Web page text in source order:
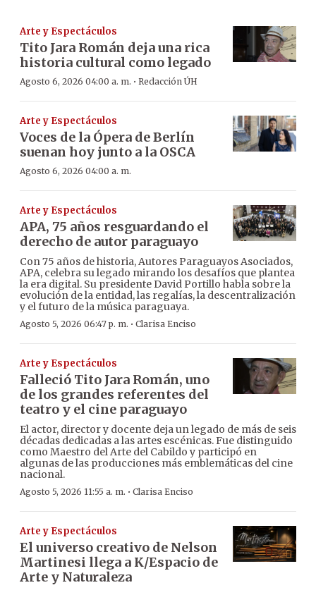
Arte y Espectáculos
Tito Jara Román deja una rica
historia cultural como legado
Agosto 6, 2026 04:00 a. m. · Redacción ÚH
Arte y Espectáculos
Voces de la Ópera de Berlín
suenan hoy junto a la OSCA
Agosto 6, 2026 04:00 a. m.
Arte y Espectáculos
APA, 75 años resguardando el
derecho de autor paraguayo
Con 75 años de historia, Autores Paraguayos Asociados,
APA, celebra su legado mirando los desafíos que plantea
la era digital. Su presidente David Portillo habla sobre la
evolución de la entidad, las regalías, la descentralización
y el futuro de la música paraguaya.
Agosto 5, 2026 06:47 p. m. · Clarisa Enciso
Arte y Espectáculos
Falleció Tito Jara Román, uno
de los grandes referentes del
teatro y el cine paraguayo
El actor, director y docente deja un legado de más de seis
décadas dedicadas a las artes escénicas. Fue distinguido
como Maestro del Arte del Cabildo y participó en
algunas de las producciones más emblemáticas del cine
nacional.
Agosto 5, 2026 11:55 a. m. · Clarisa Enciso
Arte y Espectáculos
El universo creativo de Nelson
Martinesi llega a K/Espacio de
Arte y Naturaleza